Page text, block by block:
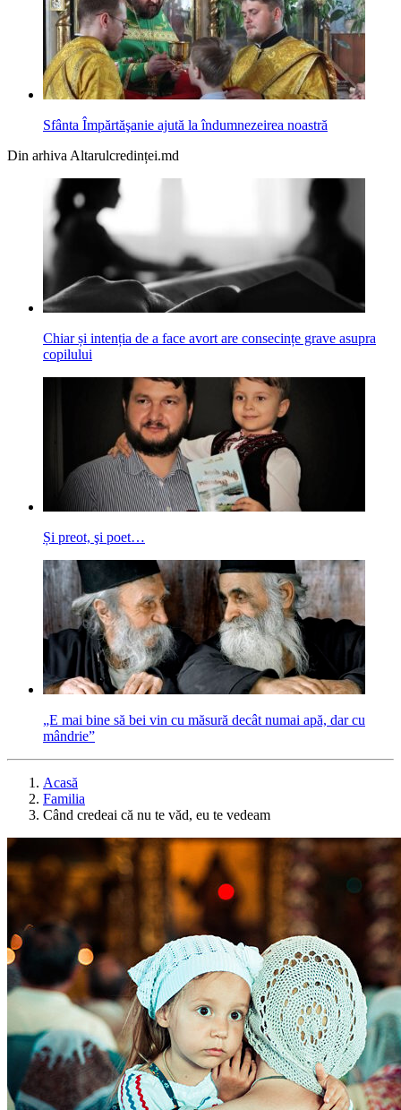
Sfânta Împărtăşanie ajută la îndumnezeirea noastră
Din arhiva Altarulcredinței.md
Chiar și intenția de a face avort are consecințe grave asupra
copilului
Și preot, şi poet…
„E mai bine să bei vin cu măsură decât numai apă, dar cu
mândrie”
Acasă
Familia
Când credeai că nu te văd, eu te vedeam